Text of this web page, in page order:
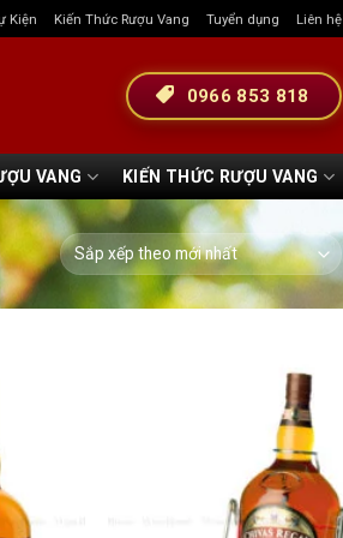
Kiện Kiến Thức Rượu Vang Tuyển dụng Liên hệ
0966 853 818
VANG KIẾN THỨC RƯỢU VANG